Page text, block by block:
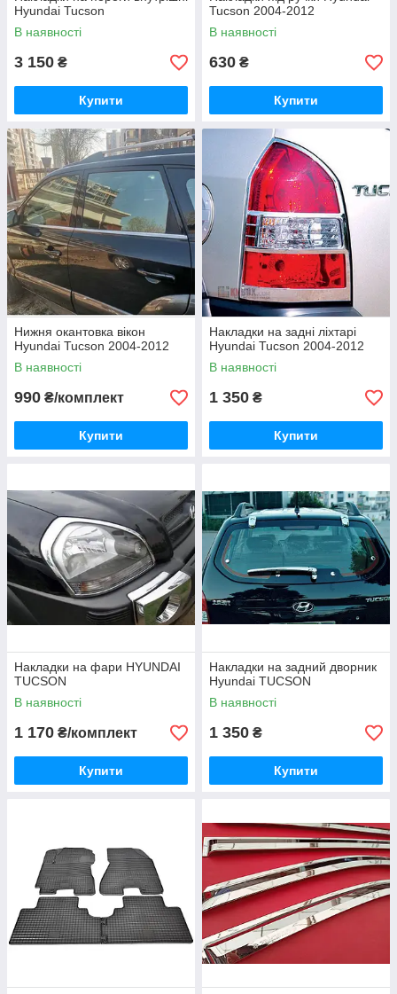
Hyundai Tucson
В наявності
3 150 ₴
Купити
Tucson 2004-2012
В наявності
630 ₴
Купити
Нижня окантовка вікон
Hyundai Tucson 2004-2012
В наявності
990 ₴/комплект
Купити
Накладки на задні ліхтарі
Hyundai Tucson 2004-2012
В наявності
1 350 ₴
Купити
Накладки на фари HYUNDAI
TUCSON
В наявності
1 170 ₴/комплект
Купити
Накладки на задний дворник
Hyundai TUCSON
В наявності
1 350 ₴
Купити